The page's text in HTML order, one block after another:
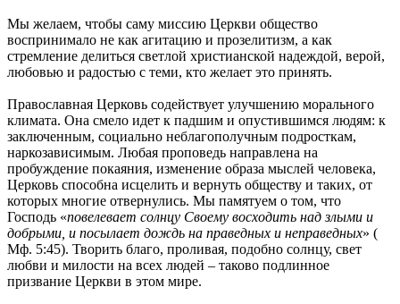
Мы желаем, чтобы саму миссию Церкви общество
воспринимало не как агитацию и прозелитизм, а как
стремление делиться светлой христианской надеждой, верой,
любовью и радостью с теми, кто желает это принять.
Православная Церковь содействует улучшению морального
климата. Она смело идет к падшим и опустившимся людям: к
заключенным, социально неблагополучным подросткам,
наркозависимым. Любая проповедь направлена на
пробуждение покаяния, изменение образа мыслей человека,
Церковь способна исцелить и вернуть обществу и таких, от
которых многие отвернулись. Мы памятуем о том, что
Господь «повелевает солнцу Своему восходить над злыми и
добрыми, и посылает дождь на праведных и неправедных» (
Мф. 5:45). Творить благо, проливая, подобно солнцу, свет
любви и милости на всех людей – таково подлинное
призвание Церкви в этом мире.